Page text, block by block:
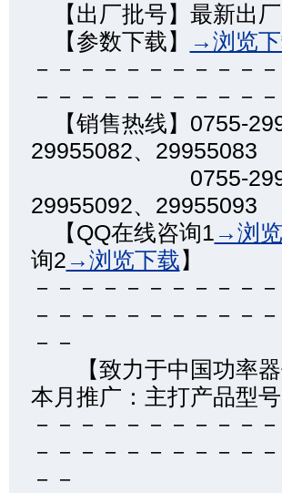
【出厂批号】最新出
【参数下载】
→浏览
－－－－－－－－－－
－－－－－－－－－－－
【销售热线】0755-
29955082、29955083
0755-
29955092、29955093
【QQ在线咨询1 →浏
询2 →浏览下载】
－－－－－－－－－－
－－－－－－－－－－
－－
【致力于中国
本月推广：主打产品型
－－－－－－－－－－
－－－－－－－－－－
－－